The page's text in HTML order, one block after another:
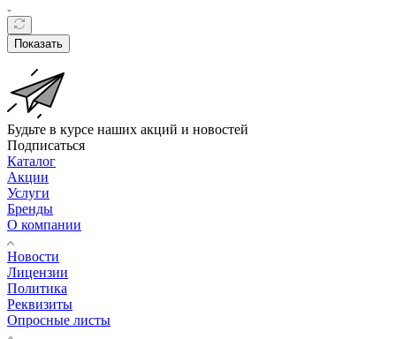
Показать
Будьте в курсе наших акций и новостей
Подписаться
Каталог
Акции
Услуги
Бренды
О компании
Новости
Лицензии
Политика
Реквизиты
Опросные листы